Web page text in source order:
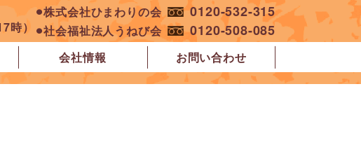
時）
⚫︎株式会社ひまわりの会 0120-532-315
⚫︎社会福祉法人うねび会 0120-508-085
会社情報 お問い合わせ